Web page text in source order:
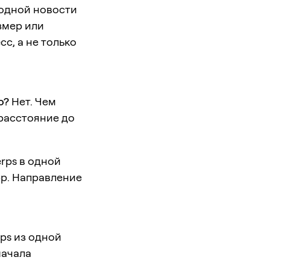
новости
или
а не только
Нет. Чем
до
в одной
Направление
из одной